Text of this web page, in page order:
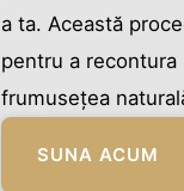
a ta. Această
pentru a
frumusețea
SUNA ACUM